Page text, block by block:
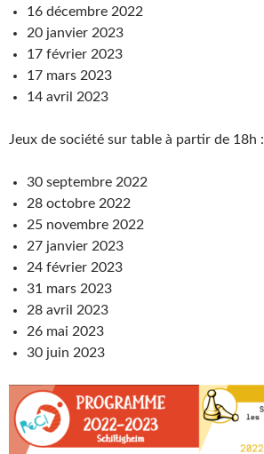
16 décembre 2022
20 janvier 2023
17 février 2023
17 mars 2023
14 avril 2023
Jeux de société sur table à partir de 18h :
30 septembre 2022
28 octobre 2022
25 novembre 2022
27 janvier 2023
24 février 2023
31 mars 2023
28 avril 2023
26 mai 2023
30 juin 2023